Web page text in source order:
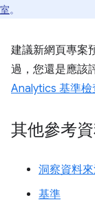
室。
建議新網頁專案
過，您還是應該
Analytics 基準檢
其他參考
洞察資料
基準